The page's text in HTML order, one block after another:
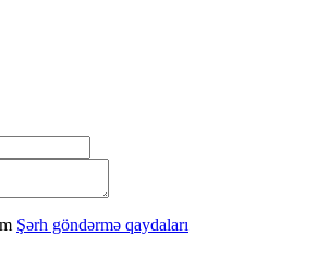
Şərh göndərmə qaydaları